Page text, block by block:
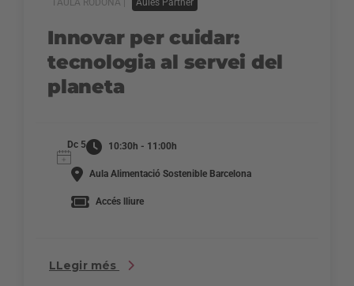
Innovar per cuidar:
tecnologia al servei del
planeta
Dc 5 10:30h - 11:00h
Aula Alimentació Sostenible Barcelona
Accés lliure
LLegir més